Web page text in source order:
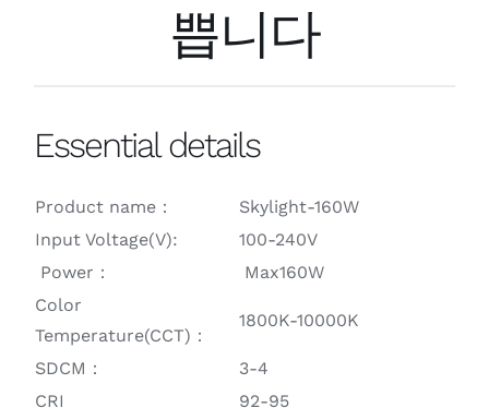
쁩니다
Essential details
Product name：
Skylight-160W
Input Voltage(V):
100-240V
Power：
Max160W
Color
Temperature(CCT)：
1800K-10000K
SDCM：
3-4
CRI
92-95